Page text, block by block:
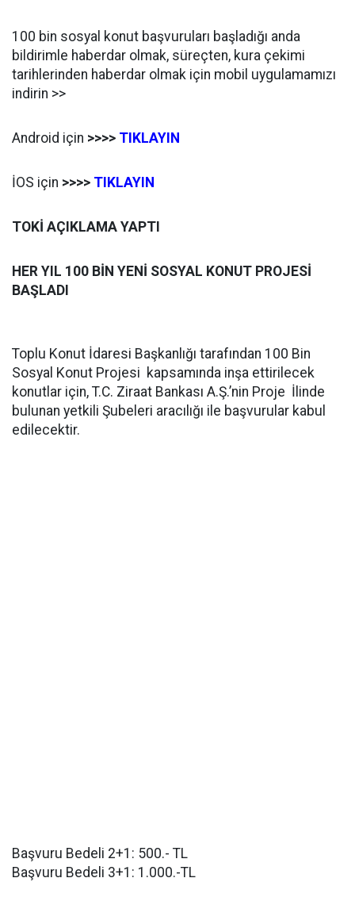
100 bin sosyal konut başvuruları başladığı anda
bildirimle haberdar olmak, süreçten, kura çekimi
tarihlerinden haberdar olmak için mobil uygulamamızı
indirin >>
Android için >>>> TIKLAYIN
İOS için >>>> TIKLAYIN
TOKİ AÇIKLAMA YAPTI
HER YIL 100 BİN YENİ SOSYAL KONUT PROJESİ
BAŞLADI
Toplu Konut İdaresi Başkanlığı tarafından 100 Bin
Sosyal Konut Projesi kapsamında inşa ettirilecek
konutlar için, T.C. Ziraat Bankası A.Ş.’nin Proje İlinde
bulunan yetkili Şubeleri aracılığı ile başvurular kabul
edilecektir.
Başvuru Bedeli 2+1: 500.- TL
Başvuru Bedeli 3+1: 1.000.-TL